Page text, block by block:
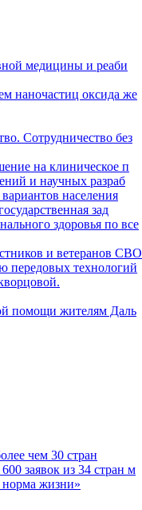
медицины и реаби
наночастиц оксида же
Сотрудничество без
на клиническое п
и научных разраб
населения
зад
здоровья по все
и ветеранов СВО
передовых технологий
помощи жителям Даль
чем 30 стран
заявок из 34 стран м
норма жизни»